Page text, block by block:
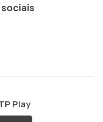
ao
Play